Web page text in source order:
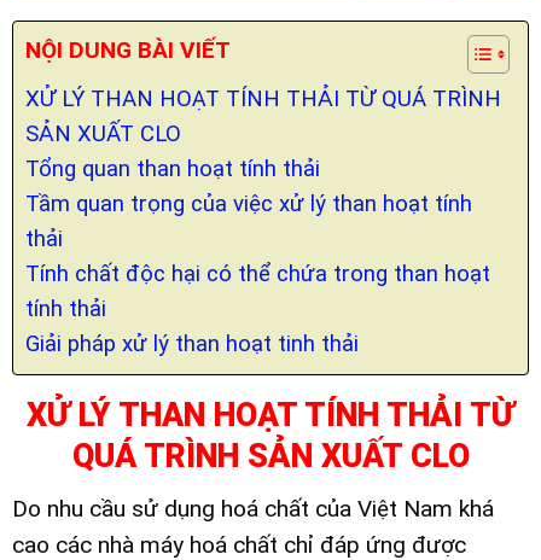
NỘI DUNG BÀI VIẾT
XỬ LÝ THAN HOẠT TÍNH THẢI TỪ QUÁ TRÌNH
SẢN XUẤT CLO
Tổng quan than hoạt tính thải
Tầm quan trọng của việc xử lý than hoạt tính
thải
Tính chất độc hại có thể chứa trong than hoạt
tính thải
Giải pháp xử lý than hoạt tinh thải
XỬ LÝ THAN HOẠT TÍNH THẢI TỪ
QUÁ TRÌNH SẢN XUẤT CLO
Do nhu cầu sử dụng hoá chất của Việt Nam khá
cao các nhà máy hoá chất chỉ đáp ứng được